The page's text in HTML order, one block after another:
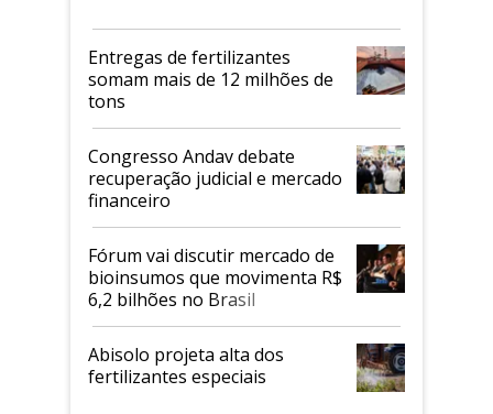
Entregas de fertilizantes
somam mais de 12 milhões de
tons
Congresso Andav debate
recuperação judicial e mercado
financeiro
Fórum vai discutir mercado de
bioinsumos que movimenta R$
6,2 bilhões no Brasil
Abisolo projeta alta dos
fertilizantes especiais